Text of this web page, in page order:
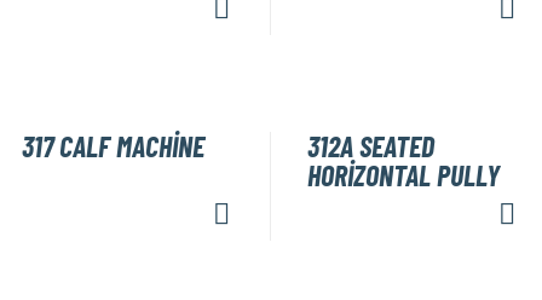
317 CALF MACHİNE
312A SEATED
HORİZONTAL PULLY